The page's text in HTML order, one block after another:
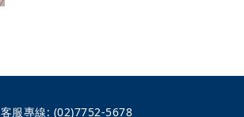
客服專線: (02)7752-5678